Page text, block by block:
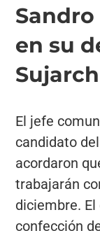
en su
El jefe
candidato
acordaron
trabajarán
diciembre.
confección